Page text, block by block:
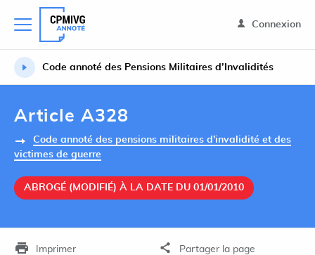
Connexion
Code annoté des Pensions Militaires d’Invalidités
Article A328
Code annoté des pensions militaires d'invalidité et des
victimes de guerre
ABROGÉ (MODIFIÉ) À LA DATE DU 01/01/2010
Imprimer Partager la page